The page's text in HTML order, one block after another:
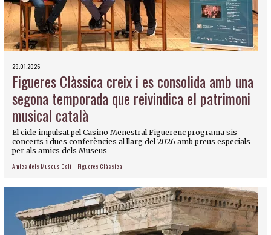
29.01.2026
Figueres Clàssica creix i es consolida amb una
segona temporada que reivindica el patrimoni
musical català
El cicle impulsat pel Casino Menestral Figuerenc programa sis
concerts i dues conferències al llarg del 2026 amb preus especials
per als amics dels Museus
Amics dels Museus Dalí Figueres Clàssica